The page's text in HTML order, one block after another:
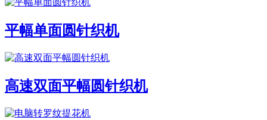
平幅单面圆针织机
高速双面平幅圆针织机